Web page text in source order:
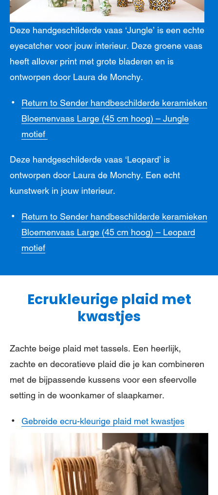
Deze handgeschilderde vaas ‘Jungle’ is een echte
eyecatcher voor jouw interieur. Deze groene vaas
heeft allover print met grote bladeren en is
ontworpen door Laura de Monchy.
Return to Sender handbeschilderde keramieken
Bloemenvaas Large (45 cm hoog) – Jungle
motief
Deze handgeschilderde vaas ‘Leopard’ is
ontworpen door Laura de Monchy. Een echt
kunstwerk in jouw interieur.
Return to Sender handbeschilderde keramieken
Bloemenvaas Large (45 cm hoog) – Leopard
motief
Ecrukleurige plaid met
kwastjes
Zachte beige plaid met tassels. Een heerlijk,
zachte en decoratieve plaid die je kan combineren
met de bijpassende kussens voor een sfeervolle
setting in de woonkamer of slaapkamer.
Gebreide ecru-kleurige plaid met kwastjes
https://www.returntosender.nl/products/ecrukleurige-